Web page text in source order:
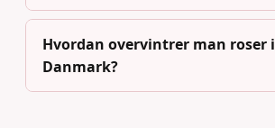
Hvordan overvintrer man roser i
Danmark?